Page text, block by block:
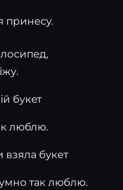
принесу.
букет
люблю.
взяла букет
так люблю.